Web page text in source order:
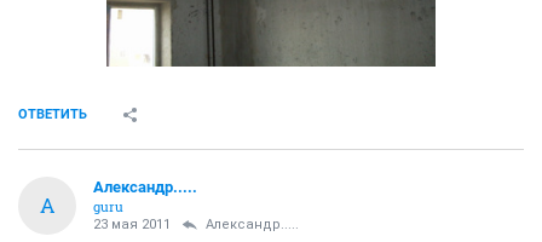
ОТВЕТИТЬ
А
Александр.....
guru
23 мая 2011 Александр.....